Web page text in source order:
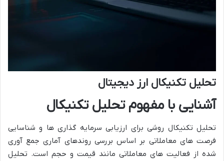
تحلیل تکنیکال ارز دیجیتال
آشنایی با مفهوم تحلیل تکنیکال
تحلیل تکنیکال روشی برای ارزیابی سرمایه گذاری ها و شناسایی
فرصت های معاملاتی بر اساس بررسی روندهای آماری جمع آوری
شده از فعالیت های معاملاتی مانند قیمت و حجم است. تحلیل